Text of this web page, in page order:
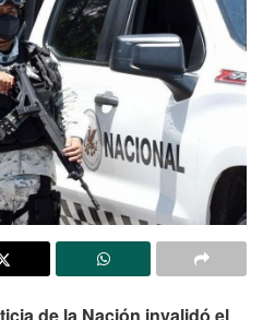
de la Nación invalidó el